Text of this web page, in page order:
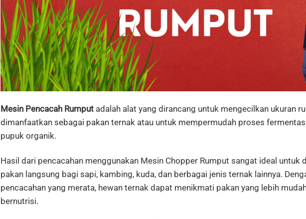
Mesin Pencacah Rumput adalah alat yang dirancang untuk mengecilkan ukuran
dimanfaatkan sebagai pakan ternak atau untuk mempermudah proses
pupuk organik.
Hasil dari pencacahan menggunakan Mesin Chopper Rumput sangat ideal untuk
pakan langsung bagi sapi, kambing, kuda, dan berbagai jenis ternak lainnya.
pencacahan yang merata, hewan ternak dapat menikmati pakan yang lebih
bernutrisi.